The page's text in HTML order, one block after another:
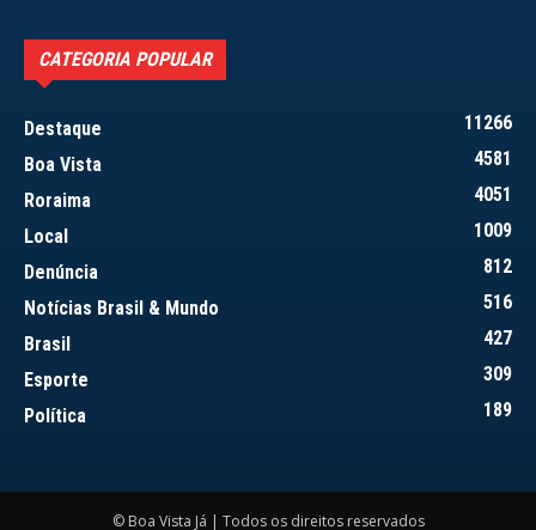
CATEGORIA POPULAR
Destaque
11266
Boa Vista
4581
Roraima
4051
Local
1009
Denúncia
812
Notícias Brasil & Mundo
516
Brasil
427
Esporte
309
Política
189
© Boa Vista Já | Todos os direitos reservados